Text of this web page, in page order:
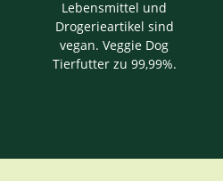
Lebensmittel und
Drogerieartikel sind
vegan. Veggie Dog
Tierfutter zu 99,99%.